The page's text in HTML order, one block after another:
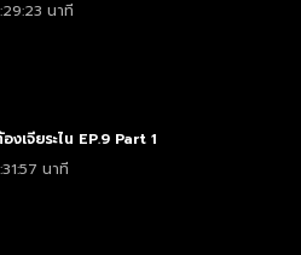
นาที
งเจียระไน EP.9 Part 1
นาที